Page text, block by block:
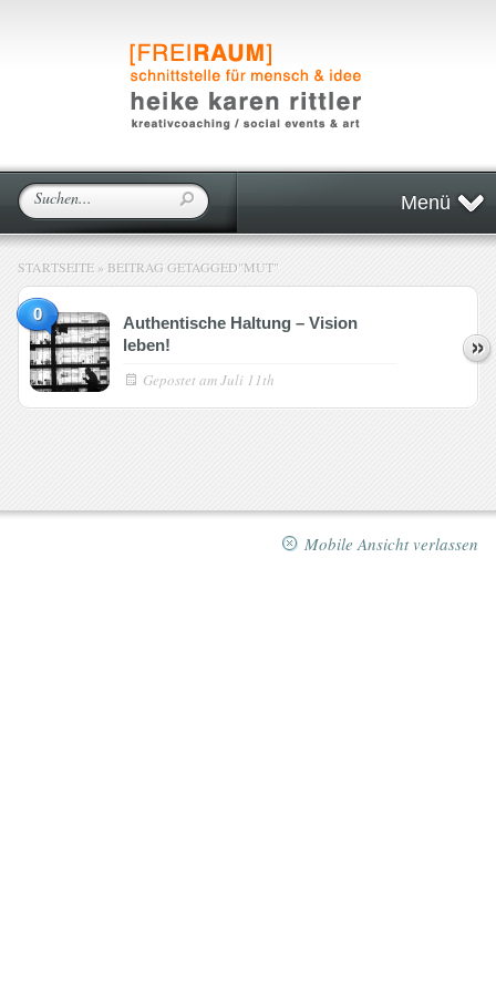
Menü
STARTSEITE » BEITRAG GETAGGED"MUT"
0
Authentische Haltung – Vision
leben!
Gepostet amJuli 11th
Mobile Ansicht verlassen